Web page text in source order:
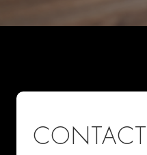
CONTACT